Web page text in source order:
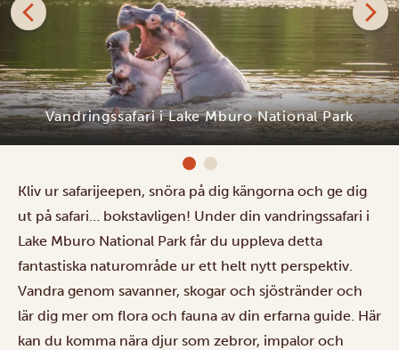
Vandringssafari i Lake Mburo National Park
Kliv ur safarijeepen, snöra på dig kängorna och ge dig
ut på safari… bokstavligen! Under din vandringssafari i
Lake Mburo National Park får du uppleva detta
fantastiska naturområde ur ett helt nytt perspektiv.
Vandra genom savanner, skogar och sjöstränder och
lär dig mer om flora och fauna av din erfarna guide. Här
kan du komma nära djur som zebror, impalor och